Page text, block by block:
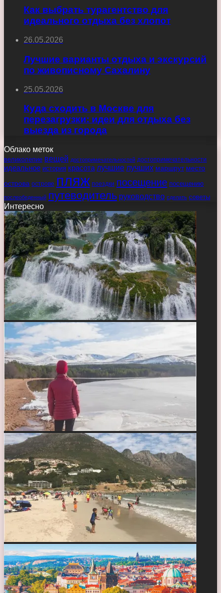
Как выбрать турагентство для
идеального отдыха без хлопот
26.05.2026
Лучшие варианты отдыха и экскурсий
по живописному Сахалину
25.05.2026
Куда сходить в Москве для
перезагрузки: идеи для отдыха без
выезда из города
Облако меток
великолепие вещей достопримечательностей достопримечательности
идеальное история красота лучшие лучших маршрут место
острова острове пляж поездки посещение посещению
послеобеденный путеводитель руководство сделать советы
Интересно